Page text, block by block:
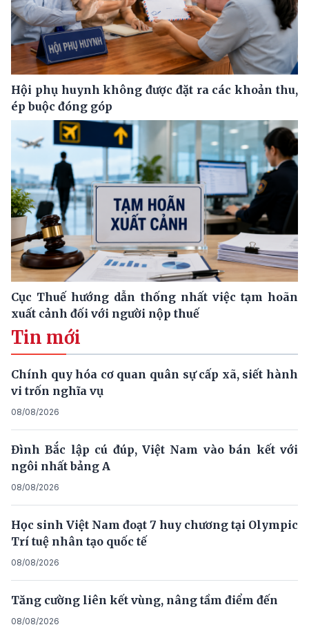
Hội phụ huynh không được đặt ra các khoản thu,
ép buộc đóng góp
Cục Thuế hướng dẫn thống nhất việc tạm hoãn
xuất cảnh đối với người nộp thuế
Tin mới
Chính quy hóa cơ quan quân sự cấp xã, siết hành
vi trốn nghĩa vụ
08/08/2026
Đình Bắc lập cú đúp, Việt Nam vào bán kết với
ngôi nhất bảng A
08/08/2026
Học sinh Việt Nam đoạt 7 huy chương tại Olympic
Trí tuệ nhân tạo quốc tế
08/08/2026
Tăng cường liên kết vùng, nâng tầm điểm đến
08/08/2026